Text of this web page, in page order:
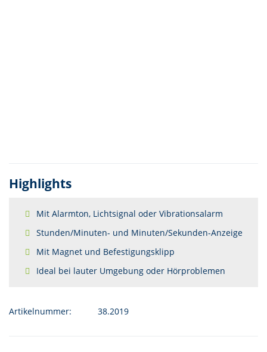
Highlights
Mit Alarmton, Lichtsignal oder Vibrationsalarm
Stunden/Minuten- und Minuten/Sekunden-Anzeige
Mit Magnet und Befestigungsklipp
Ideal bei lauter Umgebung oder Hörproblemen
Artikelnummer: 38.2019